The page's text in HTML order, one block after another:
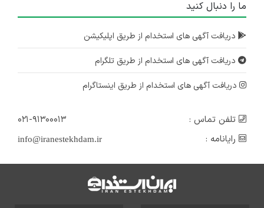
ما را دنبال کنید
دریافت آگهی های استخدام از طریق اپلیکیشن
دریافت آگهی های استخدام از طریق تلگرام
دریافت آگهی های استخدام از طریق اینستاگرام
تلفن تماس :
۰۲۱-۹۱۳۰۰۰۱۳
رایانامه :
info@iranestekhdam.ir